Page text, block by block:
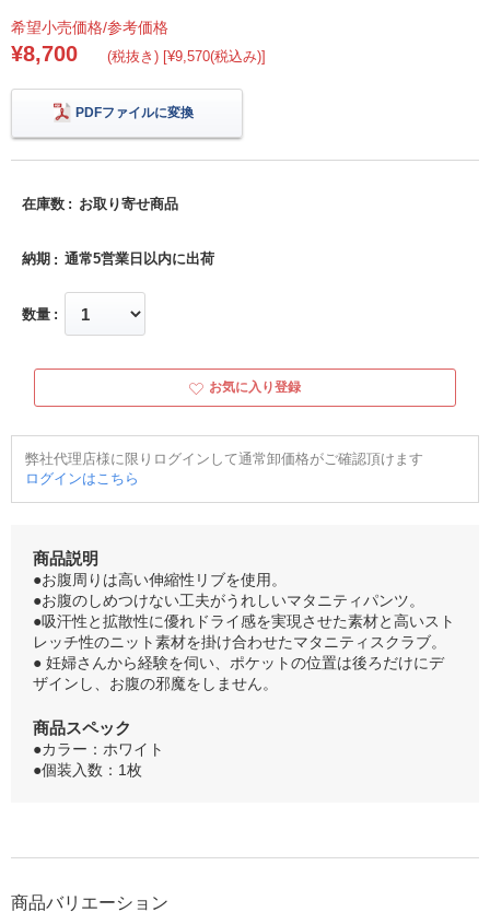
希望小売価格/参考価格
¥8,700 (税抜き) [¥9,570(税込み)]
PDFファイルに変換
在庫数 お取り寄せ商品
納期 通常5営業日以内に出荷
数量
お気に入り登録
弊社代理店様に限りログインして通常卸価格がご確認頂けます
ログインはこちら
商品説明
●お腹周りは高い伸縮性リブを使用。
●お腹のしめつけない工夫がうれしいマタニティパンツ。
●吸汗性と拡散性に優れドライ感を実現させた素材と高いスト
レッチ性のニット素材を掛け合わせたマタニティスクラブ。
● 妊婦さんから経験を伺い、ポケットの位置は後ろだけにデ
ザインし、お腹の邪魔をしません。
商品スペック
●カラー：ホワイト
●個装入数：1枚
商品バリエーション